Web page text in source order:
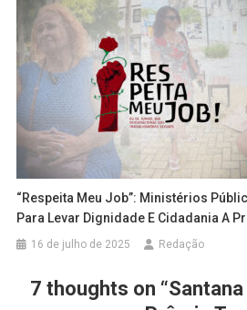
“Respeita Meu Job”: Ministérios
Para Levar Dignidade E Cidadania A
16 de julho de 2025 Redação
7 thoughts on “